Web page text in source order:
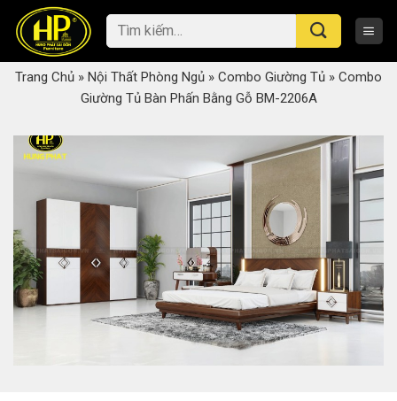
content
Tìm
kiếm:
Trang Chủ » Nội Thất Phòng Ngủ » Combo Giường Tủ » Combo
Giường Tủ Bàn Phấn Bằng Gỗ BM-2206A